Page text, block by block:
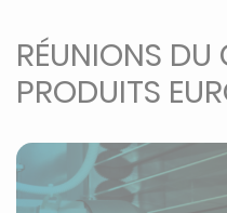
RÉUNIONS DU
PRODUITS